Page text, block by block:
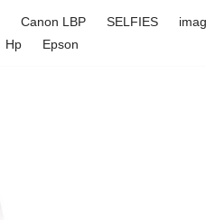
Canon LBP SELFIES
Hp Epson